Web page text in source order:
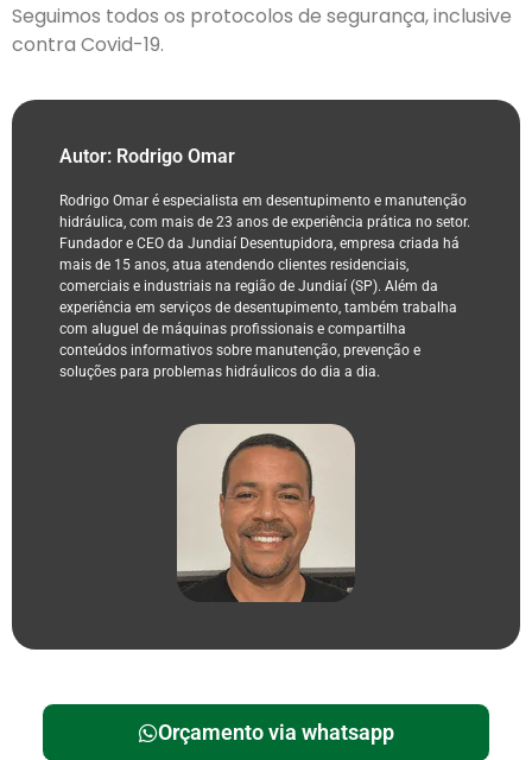
Seguimos todos os protocolos de segurança, inclusive
contra Covid-19.
Autor: Rodrigo Omar
Rodrigo Omar é especialista em desentupimento e manutenção
hidráulica, com mais de 23 anos de experiência prática no setor.
Fundador e CEO da Jundiaí Desentupidora, empresa criada há
mais de 15 anos, atua atendendo clientes residenciais,
comerciais e industriais na região de Jundiaí (SP). Além da
experiência em serviços de desentupimento, também trabalha
com aluguel de máquinas profissionais e compartilha
conteúdos informativos sobre manutenção, prevenção e
soluções para problemas hidráulicos do dia a dia.
Orçamento via whatsapp